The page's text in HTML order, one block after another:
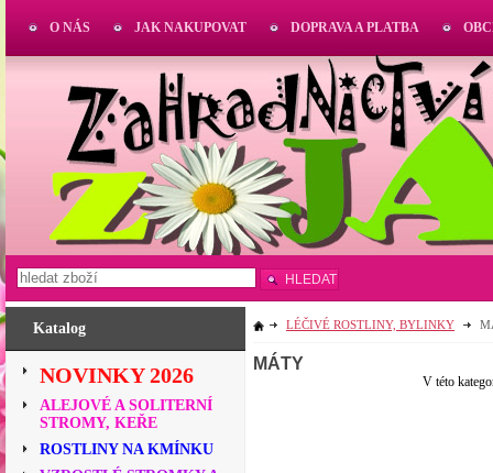
Katalog
NOVINKY 2026
ALEJOVÉ A SOLITERNÍ
STROMY, KEŘE
ROSTLINY NA KMÍNKU
LÉČIVÉ ROSTLINY, BYLINKY
MÁTY
V této
O NÁS JAK NAKUPOVAT DOPRAVA A PLATBA
HLEDAT